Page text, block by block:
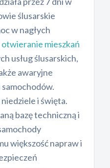
ślusarskie
w nagłych
mieszkań
usług ślusarskich,
awaryjne
i święta.
bazę techniczną i
większość napraw i